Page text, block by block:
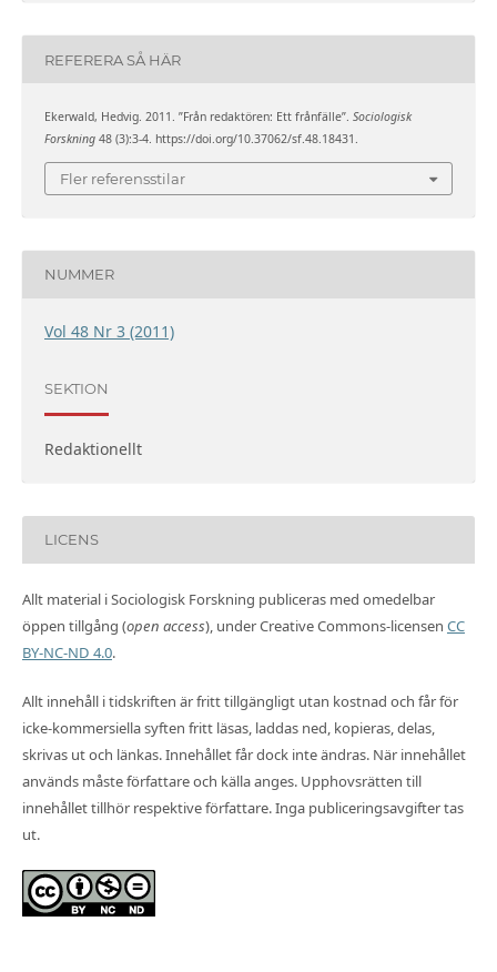
REFERERA SÅ HÄR
Ekerwald, Hedvig. 2011. ”Från redaktören: Ett frånfälle”. Sociologisk
Forskning48 (3):3-4. https://doi.org/10.37062/sf.48.18431.
Fler referensstilar
NUMMER
Vol 48 Nr 3 (2011)
SEKTION
Redaktionellt
LICENS
Allt material i Sociologisk Forskning publiceras med omedelbar
öppen tillgång (open access), under Creative Commons-licensen CC
BY-NC-ND 4.0.
Allt innehåll i tidskriften är fritt tillgängligt utan kostnad och får för
icke-kommersiella syften fritt läsas, laddas ned, kopieras, delas,
skrivas ut och länkas. Innehållet får dock inte ändras. När innehållet
används måste författare och källa anges. Upphovsrätten till
innehållet tillhör respektive författare. Inga publiceringsavgifter tas
ut.